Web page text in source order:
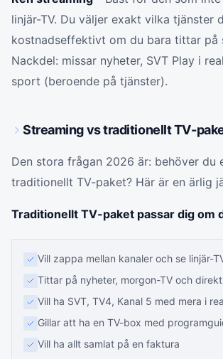
linjär-TV. Du väljer exakt vilka tjänster
kostnadseffektivt om du bara tittar på
Nackdel: missar nyheter, SVT Play i
sport (beroende på tjänster).
Streaming vs traditionellt TV-
Den stora frågan 2026 är: behöver du
traditionellt TV-paket? Här är en ärlig
Traditionellt TV-paket passar dig om
Vill zappa mellan kanaler och se linjär-
Tittar på nyheter, morgon-TV och
Vill ha SVT, TV4, Kanal 5 med mera i
Gillar att ha en TV-box med
Vill ha allt samlat på en faktura